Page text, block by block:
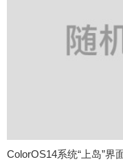
ColorOS14系统“上岛”界